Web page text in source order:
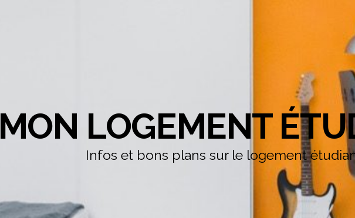
MON LOGEMENT
Infos et bons plans sur le logement